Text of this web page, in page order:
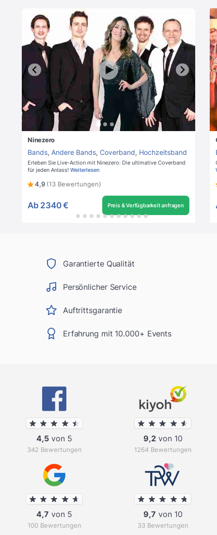
Ninezero
Bands, Andere Bands, Coverband, Hochzeitsband
Erleben Sie Live-Action mit Ninezero: Die ultimative Coverband
für jeden Anlass! Weiterlesen
4,9 (13 Bewertungen)
Ab 2340 € Preis & Verfügbarkeit anfragen
Garantierte Qualität
Persönlicher Service
Auftrittsgarantie
Erfahrung mit 10.000+ Events
4,5 von 5
342 Bewertungen
9,2von 10
1264 Bewertungen
4,7 von 5
100 Bewertungen
9,7 von 10
33 Bewertungen